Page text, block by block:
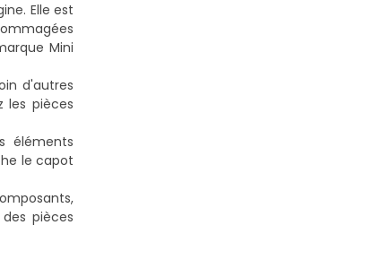
Elle est
Mini
d'autres
les pièces
éléments
le capot
pièces